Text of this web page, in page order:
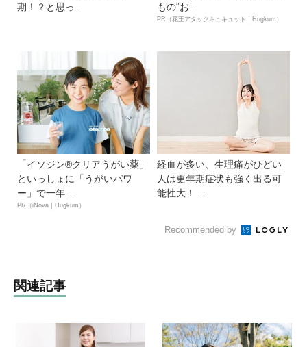
期！？と思っ...
もの“お...
PR（花王アタックキュキュット｜Hugkum）
「イソジン®クリアうがい薬」
といっしょに「うがいパワ
ー」で一年...
PR（iNova｜Hugkum）
経血が多い、生理痛がひどい
人は更年期症状も強く出る可
能性大！ ...
Recommended by
関連記事